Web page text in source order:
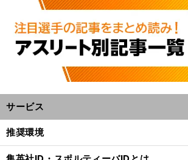
サービス
推奨環境